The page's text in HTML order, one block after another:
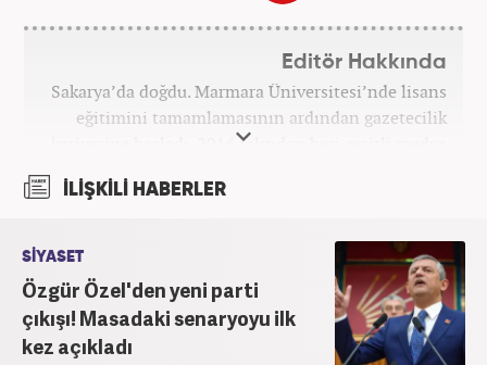
Editör Hakkında
Sakarya’da doğdu. Marmara Üniversitesi’nde lisans
eğitimini tamamlamasının ardından gazetecilik
kariyerine başladı. 2016 yılından beri çeşitli medya
itibaren Haber7’de ‘gündem editörü’ olarak
İLİŞKİLİ HABERLER
SİYASET
Özgür Özel'den yeni parti
çıkışı! Masadaki senaryoyu ilk
kez açıkladı